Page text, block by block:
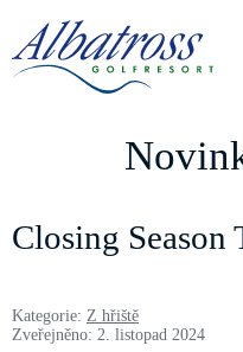
Closing Season
Kategorie: Z hřiště
Zveřejněno: 2. listopad 2024